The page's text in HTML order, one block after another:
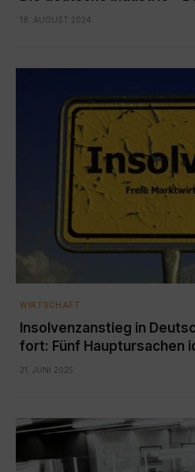
18. AUGUST 2024
WIRTSCHAFT
Insolvenzanstieg in
fort: Fünf Hauptursachen
21. JUNI 2025